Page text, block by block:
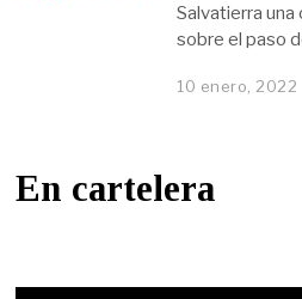
Salvatierra una
sobre el paso
10 enero, 2022
En cartelera